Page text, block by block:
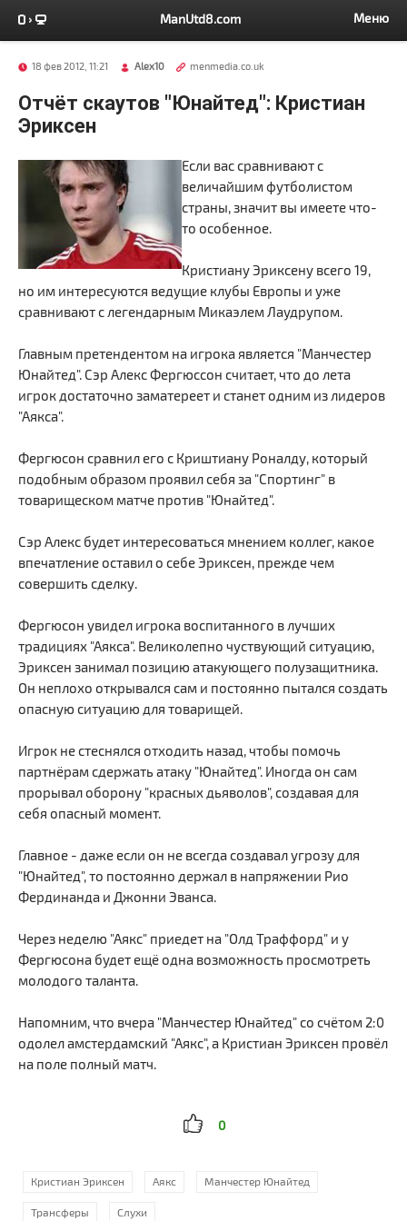
ManUtd8.com Меню
18 фев 2012, 11:21 Alex10 menmedia.co.uk
Отчёт скаутов "Юнайтед": Кристиан
Эриксен
Если вас сравнивают с
величайшим футболистом
страны, значит вы имеете что-
то особенное.
Кристиану Эриксену всего 19,
но им интересуются ведущие клубы Европы и уже
сравнивают с легендарным Микаэлем Лаудрупом.
Главным претендентом на игрока является "Манчестер
Юнайтед". Сэр Алекс Фергюссон считает, что до лета
игрок достаточно заматереет и станет одним из лидеров
"Аякса".
Фергюсон сравнил его с Криштиану Роналду, который
подобным образом проявил себя за "Спортинг" в
товарищеском матче против "Юнайтед".
Сэр Алекс будет интересоваться мнением коллег, какое
впечатление оставил о себе Эриксен, прежде чем
совершить сделку.
Фергюсон увидел игрока воспитанного в лучших
традициях "Аякса". Великолепно чуствующий ситуацию,
Эриксен занимал позицию атакующего полузащитника.
Он неплохо открывался сам и постоянно пытался создать
опасную ситуацию для товарищей.
Игрок не стеснялся отходить назад, чтобы помочь
партнёрам сдержать атаку "Юнайтед". Иногда он сам
прорывал оборону "красных дьяволов", создавая для
себя опасный момент.
Главное - даже если он не всегда создавал угрозу для
"Юнайтед", то постоянно держал в напряжении Рио
Фердинанда и Джонни Эванса.
Через неделю "Аякс" приедет на "Олд Траффорд" и у
Фергюсона будет ещё одна возможность просмотреть
молодого таланта.
Напомним, что вчера "Манчестер Юнайтед" со счётом 2:0
одолел амстердамский "Аякс", а Кристиан Эриксен провёл
на поле полный матч.
0
Кристиан Эриксен Аякс Манчестер Юнайтед
Трансферы Слухи